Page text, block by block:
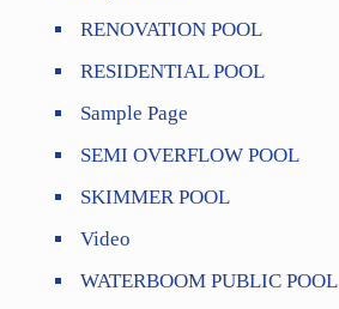
RENOVATION POOL
RESIDENTIAL POOL
Sample Page
SEMI OVERFLOW POOL
SKIMMER POOL
Video
WATERBOOM PUBLIC POOL